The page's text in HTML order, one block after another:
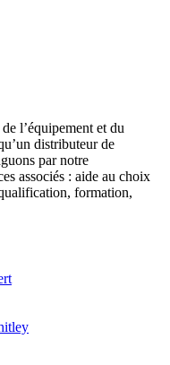
l’équipement et du
distributeur de
par notre
associés : aide au choix
formation,